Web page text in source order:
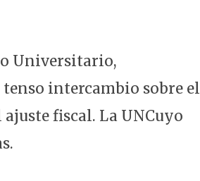
Universitario,
intercambio sobre el
fiscal. La UNCuyo